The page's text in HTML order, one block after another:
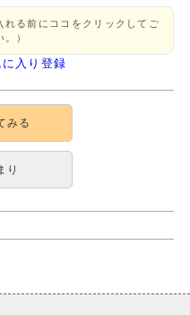
る前にココをクリックしてご
）
入り登録
みる
り